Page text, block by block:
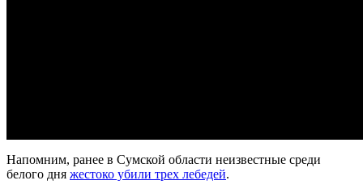
Напомним, ранее в Сумской области неизвестные среди
белого дня жестоко убили трех лебедей.